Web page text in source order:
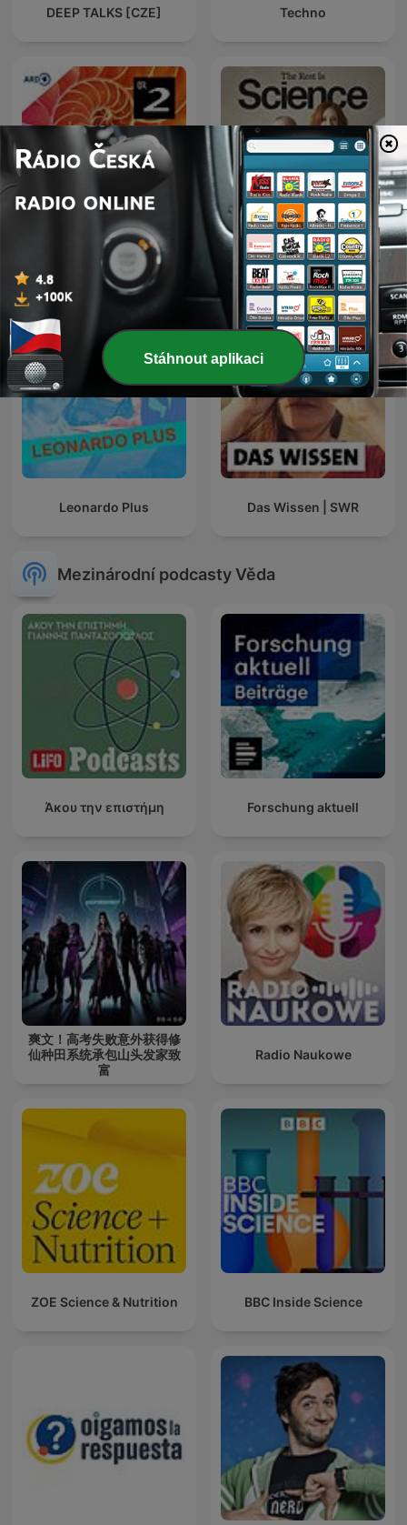
DEEP TALKS [CZE] Techno
IQ - Wissenschaft und
Forschung
The Rest Is Science
Leonardo Plus Das Wissen | SWR
Mezinárodní podcasty Věda
Άκου την επιστήμη Forschung aktuell
爽文！高考失败意外获得修
仙种田系统承包山头发家致
富
Radio Naukowe
ZOE Science & Nutrition BBC Inside Science
Stáhnout aplikaci